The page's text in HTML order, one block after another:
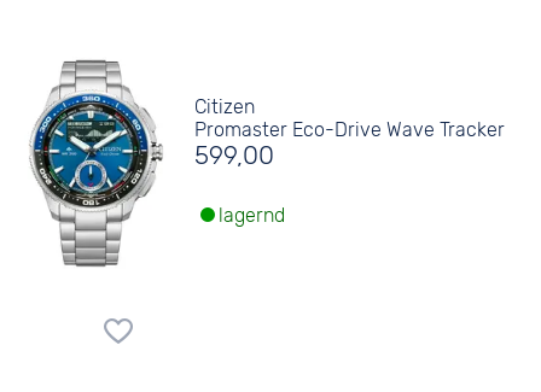
Citizen
Promaster Eco-Drive Wave Tracker
599,00
lagernd